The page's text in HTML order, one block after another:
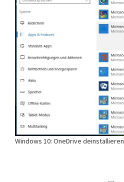
Windows 10: OneDrive deinstallieren